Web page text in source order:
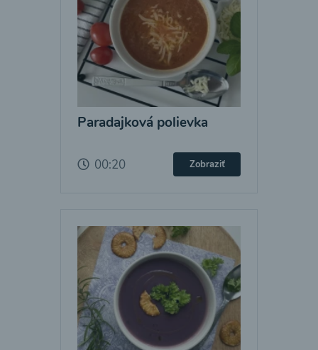
Paradajková polievka
00:20 Zobraziť